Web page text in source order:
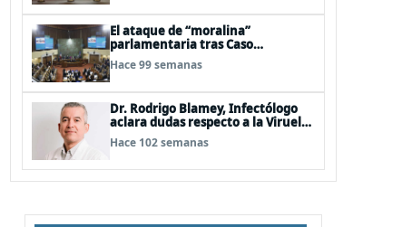
El ataque de “moralina”
parlamentaria tras Caso
Hermosilla, pero se olvidan que
son los peor evaluados
Hace 99 semanas
Dr. Rodrigo Blamey, Infectólogo
aclara dudas respecto a la Viruela
del Mono (MPOX)
Hace 102 semanas